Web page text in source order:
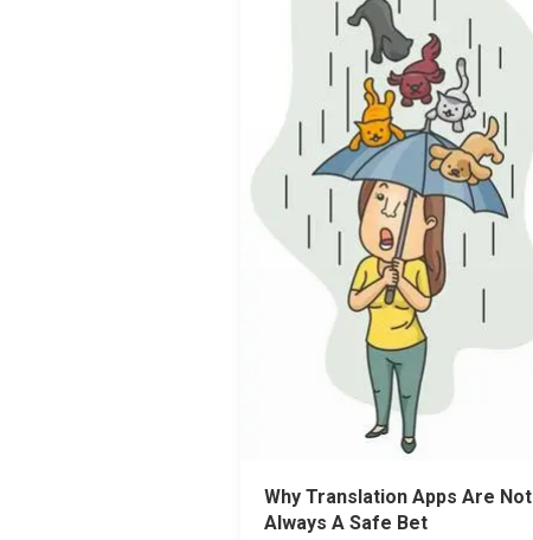
Why Translation Apps Are Not
Always A Safe Bet